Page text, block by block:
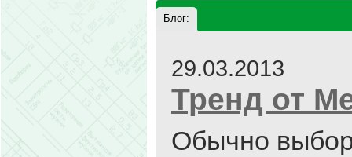
Блог:
29.03.2013
Тренд от
Обычно